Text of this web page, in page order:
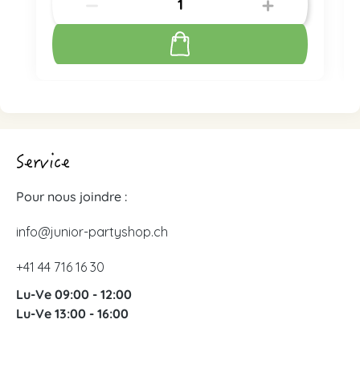
Service
Pour nous joindre :
info@junior-partyshop.ch
+41 44 716 16 30
Lu-Ve 09:00 - 12:00
Lu-Ve 13:00 - 16:00